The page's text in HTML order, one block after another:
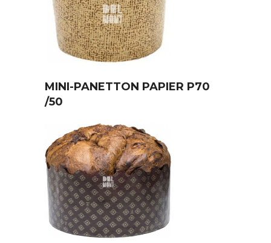
MINI-PANETTON PAPIER P70
/50